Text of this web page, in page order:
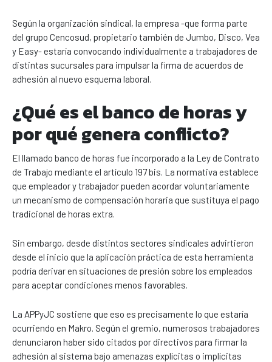
Según la organización sindical, la empresa -que forma parte
del grupo Cencosud, propietario también de Jumbo, Disco, Vea
y Easy- estaría convocando individualmente a trabajadores de
distintas sucursales para impulsar la firma de acuerdos de
adhesión al nuevo esquema laboral.
¿Qué es el banco de horas y
por qué genera conflicto?
El llamado banco de horas fue incorporado a la Ley de Contrato
de Trabajo mediante el artículo 197 bis. La normativa establece
que empleador y trabajador pueden acordar voluntariamente
un mecanismo de compensación horaria que sustituya el pago
tradicional de horas extra.
Sin embargo, desde distintos sectores sindicales advirtieron
desde el inicio que la aplicación práctica de esta herramienta
podría derivar en situaciones de presión sobre los empleados
para aceptar condiciones menos favorables.
La APPyJC sostiene que eso es precisamente lo que estaría
ocurriendo en Makro. Según el gremio, numerosos trabajadores
denunciaron haber sido citados por directivos para firmar la
adhesión al sistema bajo amenazas explícitas o implícitas